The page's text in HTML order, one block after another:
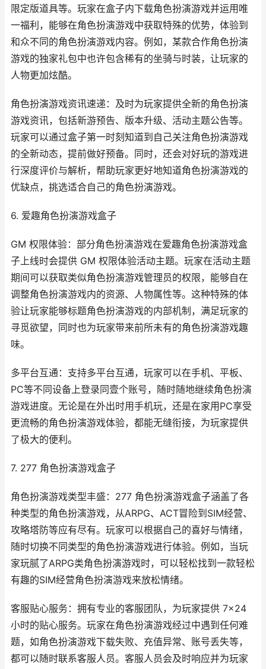
限定版道具等。玩家在盒子内下载角色扮演游戏并运用唯
一福利，能够在角色扮演游戏中获取特殊的优势，体验到
和众不同的角色扮演游戏内容。例如，某款合作角色扮演
游戏的独家礼包中也许包含稀有的坐骑与时装，让玩家的
人物更加炫酷。
角色扮演游戏资讯速递：及时为玩家提供全新的角色扮演
游戏资讯，包括新游预告、版本升级、活动主题公告等。
玩家可以通过盒子第一时刻知道到自己关注角色扮演游戏
的全新动态，提前做好预备。同时，还会对好玩的游戏进
行深度评价与解析，帮助玩家更好地知道角色扮演游戏的
优缺点，挑选适合自己的角色扮演游戏。
6. 爱趣角色扮演游戏盒子
GM 权限体验：部分角色扮演游戏在爱趣角色扮演游戏盒
子上线时会提供 GM 权限体验活动主题。玩家在活动主题
期间可以获取类似角色扮演游戏管理员的权限，能够自在
调整角色扮演游戏内的资源、人物属性等。这种特殊的体
验让玩家能够标题角色扮演游戏的内部机制，满足玩家的
寻觅欲望，同时也为玩家带来前所未有的角色扮演游戏趣
味。
多平台互通：支持多平台互通，玩家可以在手机、平板、
PC等不同设备上登录同壹个账号，随时随地继续角色扮演
游戏进度。无论是在外出时用手机玩，还是在家用PC享受
更流畅的角色扮演游戏体验，都能无缝衔接，为玩家提供
了极大的便利。
7. 277 角色扮演游戏盒子
角色扮演游戏类型丰盛：277 角色扮演游戏盒子涵盖了各
种类型的角色扮演游戏，从ARPG、ACT冒险到SIM经营、
攻略塔防等应有尽有。玩家可以根据自己的喜好与情绪，
随时切换不同类型的角色扮演游戏进行体验。例如，当玩
家玩腻了ARPG类角色扮演游戏时，可以轻松找到一款轻松
有趣的SIM经营角色扮演游戏来放松情绪。
客服贴心服务：拥有专业的客服团队，为玩家提供 7×24
小时的贴心服务。玩家在角色扮演游戏经过中遇到任何难
题，如角色扮演游戏下载失败、充值异常、账号丢失等，
都可以随时联系客服人员。客服人员会及时响应并为玩家